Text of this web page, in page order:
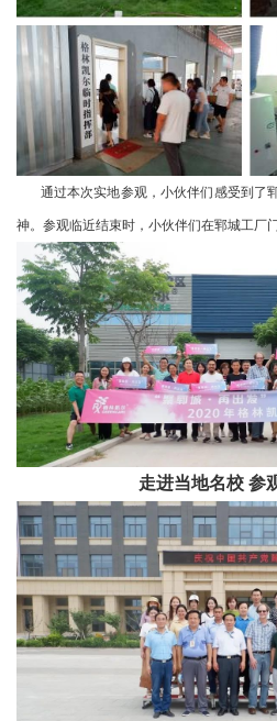
通过本次实地参观，小伙伴们感受到了郓
神。参观临近结束时，小伙伴们在郓城工厂
走进当地名校 参